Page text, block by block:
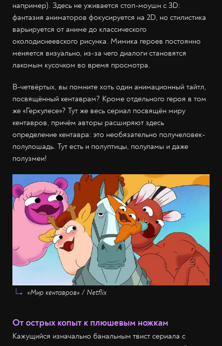
например). Здесь не уживается стоп-моушн с 3D:
фантазия аниматоров фокусируется на 2D, но стилистика
варьируется от аниме до классического
околодиснеевского рисунка. Мимика героев постоянно
меняется визуально, из-за чего диалоги становятся
лакомым кусочком во время просмотра.
В-четвёртых, вы помните хоть один анимационный тайтл,
посвящённый кентаврам? Кроме отдельного героя в том
же «Геркулесе»? Тут же весь сериал посвящён миру
кентавров, причём авторы расширяют здесь
определение кентавра: это необязательно получеловек-
полулошадь. Тут есть и полуптицы, полуламы и даже
полузмеи!
«Мир кентавров» / Netflix
От острых копыт к плюшевым ножкам
Кажущийся изначально банальным твист сериала с